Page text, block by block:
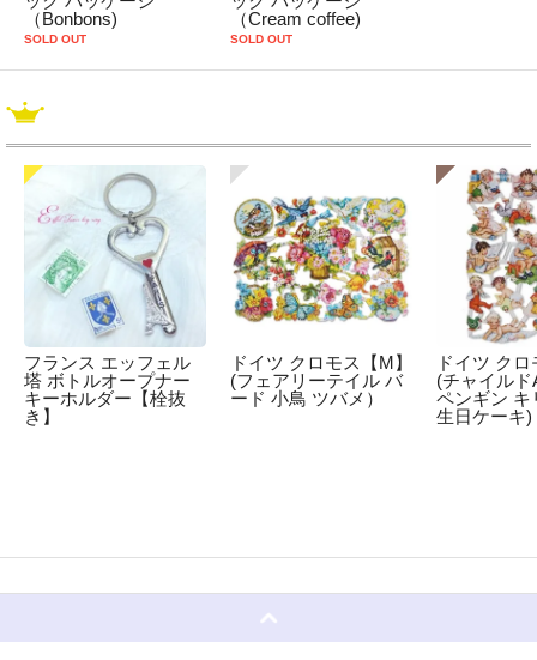
（Bonbons)
SOLD OUT
（Cream coffee)
SOLD OUT
フランス エッフェル
塔 ボトルオープナー
キーホルダー【栓抜
き】
ドイツ クロモス【M】
(フェアリーテイル バ
ード 小鳥 ツバメ）
ドイツ ク
(チャイルド
ペンギン キ
生日ケーキ)